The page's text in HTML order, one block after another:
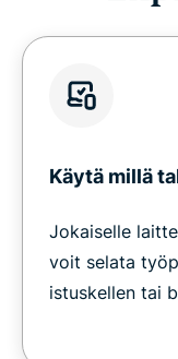
Käytä millä
Jokaiselle
voit selata
istuskellen tai